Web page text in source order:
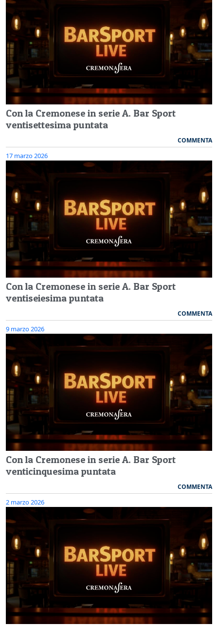
Con la Cremonese in serie A. Bar Sport
ventisettesima puntata
COMMENTA
17 marzo 2026
Con la Cremonese in serie A. Bar Sport
ventiseiesima puntata
COMMENTA
9 marzo 2026
Con la Cremonese in serie A. Bar Sport
venticinquesima puntata
COMMENTA
2 marzo 2026